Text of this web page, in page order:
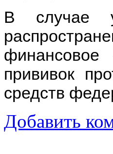
В случае
финансовое
прививок
средств
Добавить